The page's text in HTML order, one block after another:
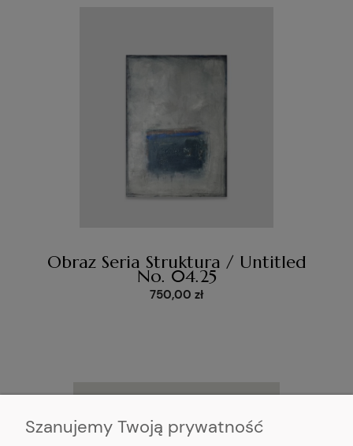
Obraz Seria Struktura / Untitled
No. 04.25
750,00 zł
Szanujemy Twoją prywatność